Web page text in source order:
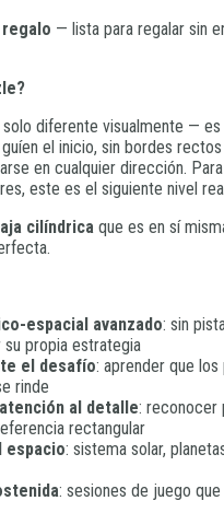
— lista para regalar sin
diferente visualmente — es
el inicio, sin bordes
en cualquier dirección.
este es el siguiente nivel
cilíndrica que es en sí
espacial avanzado: sin
propia estrategia
el desafío: aprender que
rinde
al detalle: reconocer
rectangular
espacio: sistema solar,
: sesiones de juego